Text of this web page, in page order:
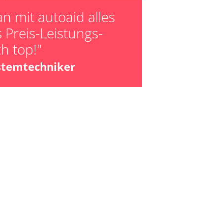
mit autoaid alles
Leistungs-
top!"